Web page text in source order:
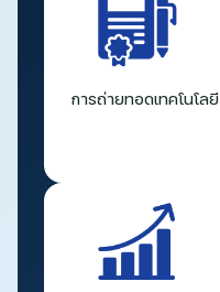
การถ่ายทอดเทคโนโลยี